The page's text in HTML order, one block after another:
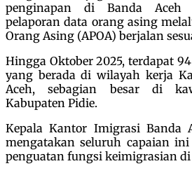
penginapan di Banda Aceh
pelaporan data orang asing
Orang Asing (APOA) berjalan
Hingga Oktober 2025, terdapat
yang berada di wilayah kerja
Aceh, sebagian besar di
Kabupaten Pidie.
Kepala Kantor Imigrasi Banda
mengatakan seluruh capaian
penguatan fungsi keimigrasian di